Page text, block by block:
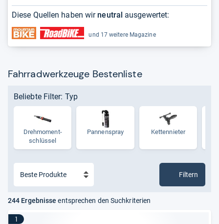
und
Diese Quellen haben wir neutral ausgewertet:
und 17 weitere Magazine
Fahrradwerkzeuge Bestenliste
Beliebte Filter: Typ
Dreh­mo­ment­
schlüs­sel
Pan­nen­spray Ket­ten­nie­ter
Filtern
244 Ergebnisse entsprechen den Suchkriterien
1